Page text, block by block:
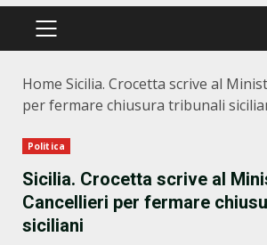
PRIMÄRES
Home Sicilia. Crocetta scrive al
per fermare chiusura tribunali
Politica
Sicilia. Crocetta scrive al
Cancellieri per fermare
siciliani